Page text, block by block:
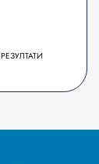
РЕЗУЛТАТИ